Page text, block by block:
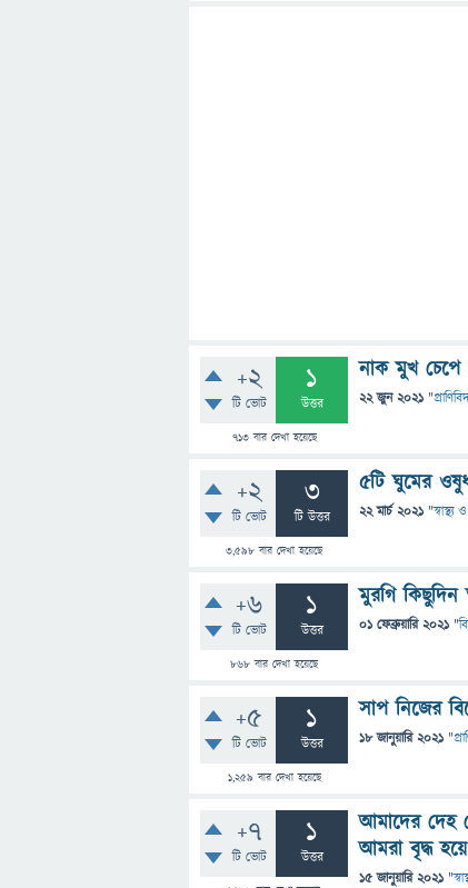
+2
টি ভোট
1
উত্তর
713বার দেখা হয়েছে
নাক মুখ চেপে
22 জুন 2021 "
+2
টি ভোট
3
টি উত্তর
3,598 বার দেখা হয়েছে
৫টি ঘুমের
22 মার্চ 2021 "স্বাস্থ্য
+6
টি ভোট
1
উত্তর
868 বার দেখা হয়েছে
মুরগি কিছুদিন
01 ফেব্রুয়ারি 2021 "
+5
টি ভোট
1
উত্তর
1,259 বার দেখা হয়েছে
সাপ নিজের
18 জানুয়ারি 2021 "
+7
টি ভোট
1
উত্তর
আমাদের দেহ
আমরা বৃদ্ধ
15 জানুয়ারি 2021 "